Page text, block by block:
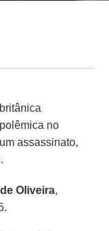
no
assassinato,
Oliveira,